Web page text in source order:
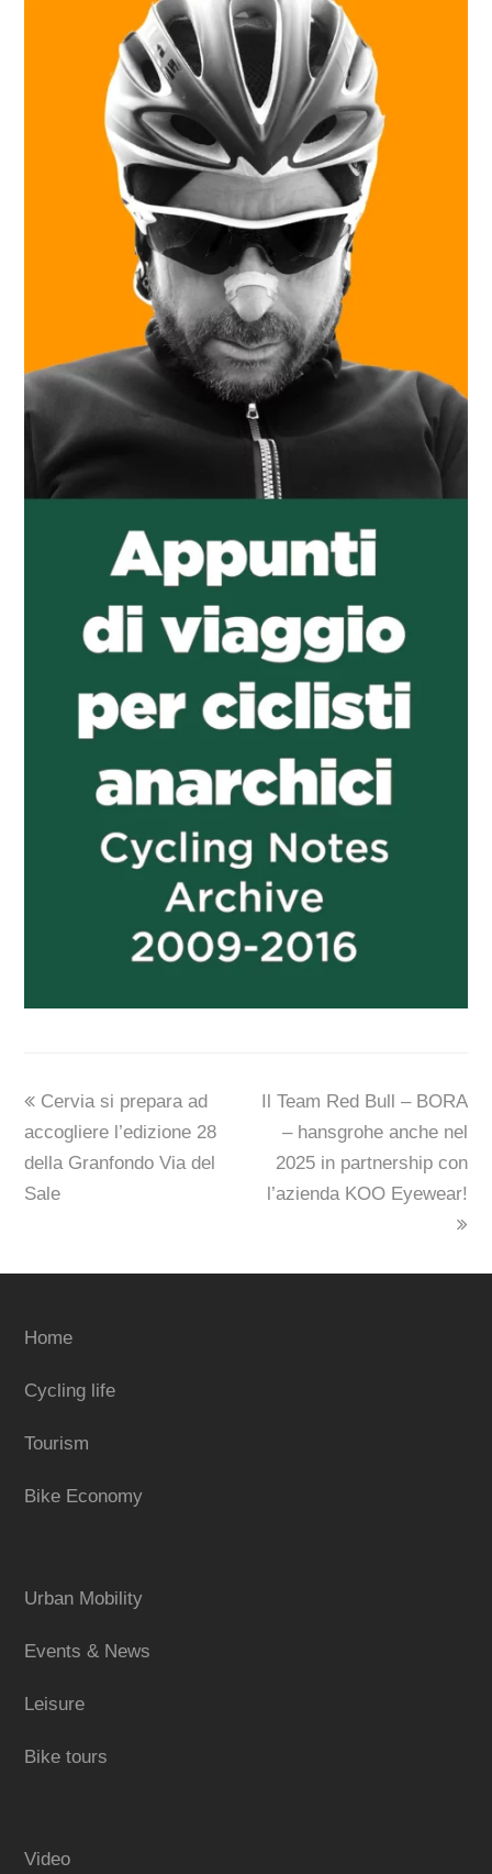
previous
post:
Cervia si prepara ad
accogliere l’edizione 28
della Granfondo Via del
Sale
next
post:
Il Team Red Bull – BORA
– hansgrohe anche nel
2025 in partnership con
l’azienda KOO Eyewear!
Home
Cycling life
Tourism
Bike Economy
Urban Mobility
Events & News
Leisure
Bike tours
Video